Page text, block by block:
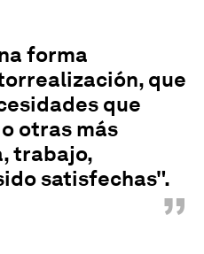
forma
que
que
otras más
trabajo,
satisfechas".
”